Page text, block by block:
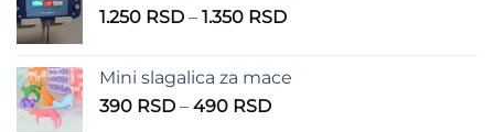
1.250 RSD – 1.350 RSDRaspon
1.250 RSD
Mini slagalica za mace
390 RSD – 490 RSDRaspon